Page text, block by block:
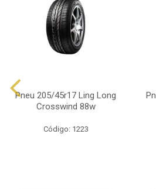
Pneu 205/45r17 Ling Long
Crosswind 88w
Código: 1223